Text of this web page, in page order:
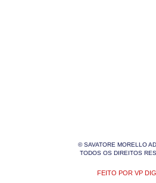
© SAVATORE MORELLO
TODOS OS DIREITOS
FEITO POR VP